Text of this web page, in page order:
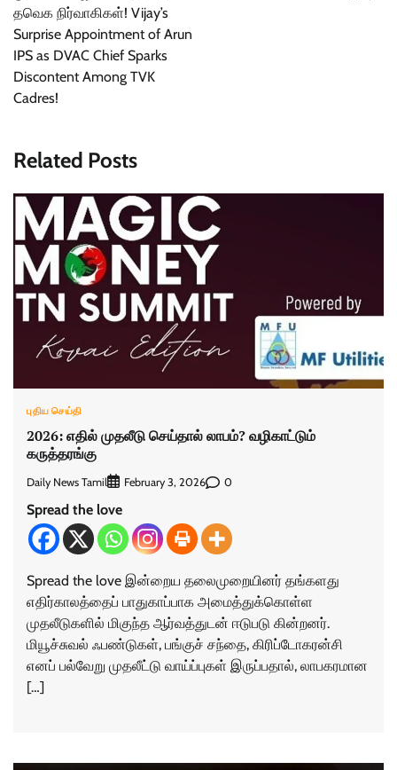
தவெக நிர்வாகிகள்! Vijay’s
Surprise Appointment of Arun
IPS as DVAC Chief Sparks
Discontent Among TVK
Cadres!
Related Posts
புதிய செய்தி
2026: எதில் முதலீடு செய்தால் லாபம்? வழிகாட்டும்
கருத்தரங்கு
Daily News Tamil February 3, 2026 0
Spread the love
Spread the love இன்றைய தலைமுறையினர் தங்களது
எதிர்காலத்தைப் பாதுகாப்பாக அமைத்துக்கொள்ள
முதலீடுகளில் மிகுந்த ஆர்வத்துடன் ஈடுபடு கின்றனர்.
மியூச்சுவல் ஃபண்டுகள், பங்குச் சந்தை, கிரிப்டோகரன்சி
எனப் பல்வேறு முதலீட்டு வாய்ப்புகள் இருப்பதால், லாபகரமான
[…]